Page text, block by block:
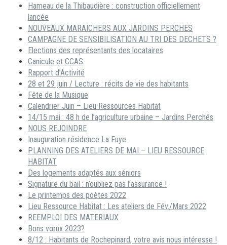
Hameau de la Thibaudière : construction officiellement
lancée
NOUVEAUX MARAICHERS AUX JARDINS PERCHES
CAMPAGNE DE SENSIBILISATION AU TRI DES DECHETS ?
Elections des représentants des locataires
Canicule et CCAS
Rapport d’Activité
28 et 29 juin / Lecture : récits de vie des habitants
Fête de la Musique
Calendrier Juin – Lieu Ressources Habitat
14/15 mai : 48 h de l’agriculture urbaine – Jardins Perchés
NOUS REJOINDRE
Inauguration résidence La Fuye
PLANNING DES ATELIERS DE MAI – LIEU RESSOURCE
HABITAT
Des logements adaptés aux séniors
Signature du bail : n’oubliez pas l’assurance !
Le printemps des poètes 2022
Lieu Ressource Habitat : Les ateliers de Fév./Mars 2022
REEMPLOI DES MATERIAUX
Bons vœux 2023?
8/12 : Habitants de Rochepinard, votre avis nous intéresse !